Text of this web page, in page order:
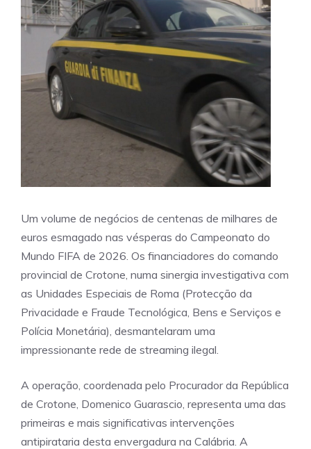
Um volume de negócios de centenas de milhares de
euros esmagado nas vésperas do Campeonato do
Mundo FIFA de 2026. Os financiadores do comando
provincial de Crotone, numa sinergia investigativa com
as Unidades Especiais de Roma (Protecção da
Privacidade e Fraude Tecnológica, Bens e Serviços e
Polícia Monetária), desmantelaram uma
impressionante rede de streaming ilegal.
A operação, coordenada pelo Procurador da República
de Crotone, Domenico Guarascio, representa uma das
primeiras e mais significativas intervenções
antipirataria desta envergadura na Calábria. A